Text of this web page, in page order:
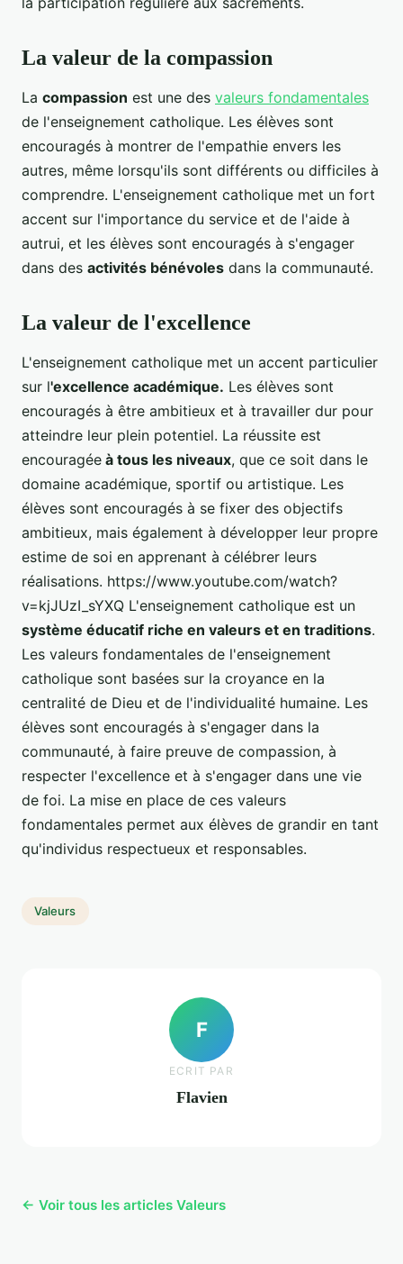
La valeur de la compassion
La compassion est une des valeurs fondamentales
de l'enseignement catholique. Les élèves sont
encouragés à montrer de l'empathie envers les
autres, même lorsqu'ils sont différents ou difficiles à
comprendre. L'enseignement catholique met un fort
accent sur l'importance du service et de l'aide à
autrui, et les élèves sont encouragés à s'engager
dans des activités bénévoles dans la communauté.
La valeur de l'excellence
L'enseignement catholique met un accent particulier
sur l'excellence académique. Les élèves sont
encouragés à être ambitieux et à travailler dur pour
atteindre leur plein potentiel. La réussite est
encouragée à tous les niveaux, que ce soit dans le
domaine académique, sportif ou artistique. Les
élèves sont encouragés à se fixer des objectifs
ambitieux, mais également à développer leur propre
estime de soi en apprenant à célébrer leurs
réalisations. https://www.youtube.com/watch?
v=kjJUzI_sYXQ L'enseignement catholique est un
système éducatif riche en valeurs et en traditions.
Les valeurs fondamentales de l'enseignement
catholique sont basées sur la croyance en la
centralité de Dieu et de l'individualité humaine. Les
élèves sont encouragés à s'engager dans la
communauté, à faire preuve de compassion, à
respecter l'excellence et à s'engager dans une vie
de foi. La mise en place de ces valeurs
fondamentales permet aux élèves de grandir en tant
qu'individus respectueux et responsables.
Valeurs
F
ECRIT PAR
Flavien
← Voir tous les articles Valeurs